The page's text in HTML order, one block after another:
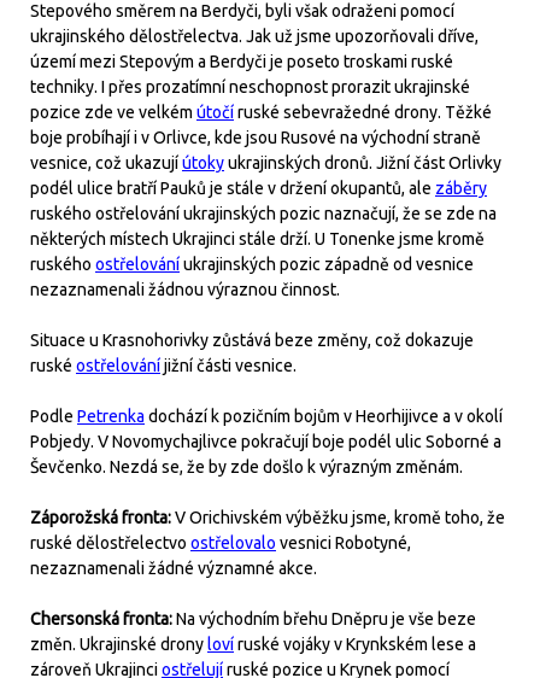
Stepového směrem na Berdyči, byli však odraženi pomocí
ukrajinského dělostřelectva. Jak už jsme upozorňovali dříve,
území mezi Stepovým a Berdyči je poseto troskami ruské
techniky. I přes prozatímní neschopnost prorazit ukrajinské
pozice zde ve velkém útočíruské sebevražedné drony. Těžké
boje probíhají i v Orlivce, kde jsou Rusové na východní straně
vesnice, což ukazujíútokyukrajinských dronů. Jižní část Orlivky
podél ulice bratří Pauků je stále v držení okupantů, ale záběry
ruského ostřelování ukrajinských pozic naznačují, že se zde na
některých místech Ukrajinci stále drží. U Tonenke jsme kromě
ruského ostřelováníukrajinských pozic západně od vesnice
nezaznamenali žádnou výraznou činnost.
Situace u Krasnohorivky zůstává beze změny, což dokazuje
ruské ostřelováníjižní části vesnice.
Podle Petrenka dochází k pozičním bojům v Heorhijivce a v okolí
Pobjedy. V Novomychajlivce pokračují boje podél ulic Soborné a
Ševčenko. Nezdá se, že by zde došlo k výrazným změnám.
Záporožská fronta:V Orichivském výběžku jsme, kromě toho, že
ruské dělostřelectvo ostřelovalo vesnici Robotyné,
nezaznamenali žádné významné akce.
Chersonská fronta:Na východním břehu Dněpru je vše beze
změn. Ukrajinské dronylovíruské vojáky v Krynkském lese a
zároveň Ukrajinciostřelujíruské pozice u Krynek pomocí